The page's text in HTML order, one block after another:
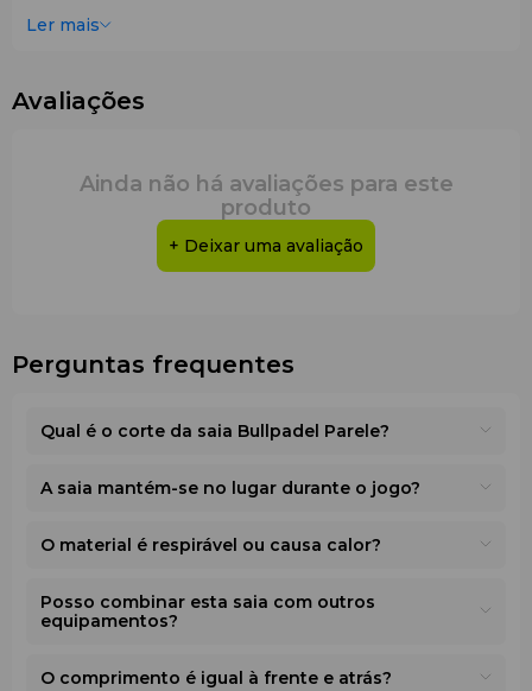
Europa.
Ler mais
Avaliações
Ainda não há avaliações para este
produto
+ Deixar uma avaliação
Perguntas frequentes
Qual é o corte da saia Bullpadel Parele?
A saia mantém-se no lugar durante o jogo?
O material é respirável ou causa calor?
Posso combinar esta saia com outros
equipamentos?
O comprimento é igual à frente e atrás?